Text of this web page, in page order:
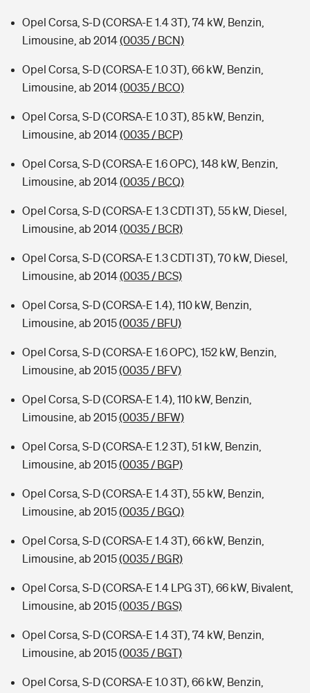
Opel Corsa, S-D (CORSA-E 1.4 3T), 74 kW, Benzin,
Limousine, ab 2014(0035 / BCN)
Opel Corsa, S-D (CORSA-E 1.0 3T), 66 kW, Benzin,
Limousine, ab 2014(0035 / BCO)
Opel Corsa, S-D (CORSA-E 1.0 3T), 85 kW, Benzin,
Limousine, ab 2014(0035 / BCP)
Opel Corsa, S-D (CORSA-E 1.6 OPC), 148 kW, Benzin,
Limousine, ab 2014(0035 / BCQ)
Opel Corsa, S-D (CORSA-E 1.3 CDTI 3T), 55 kW, Diesel,
Limousine, ab 2014(0035 / BCR)
Opel Corsa, S-D (CORSA-E 1.3 CDTI 3T), 70 kW, Diesel,
Limousine, ab 2014(0035 / BCS)
Opel Corsa, S-D (CORSA-E 1.4), 110 kW, Benzin,
Limousine, ab 2015(0035 / BFU)
Opel Corsa, S-D (CORSA-E 1.6 OPC), 152 kW, Benzin,
Limousine, ab 2015(0035 / BFV)
Opel Corsa, S-D (CORSA-E 1.4), 110 kW, Benzin,
Limousine, ab 2015(0035 / BFW)
Opel Corsa, S-D (CORSA-E 1.2 3T), 51 kW, Benzin,
Limousine, ab 2015(0035 / BGP)
Opel Corsa, S-D (CORSA-E 1.4 3T), 55 kW, Benzin,
Limousine, ab 2015(0035 / BGQ)
Opel Corsa, S-D (CORSA-E 1.4 3T), 66 kW, Benzin,
Limousine, ab 2015(0035 / BGR)
Opel Corsa, S-D (CORSA-E 1.4 LPG 3T), 66 kW, Bivalent,
Limousine, ab 2015(0035 / BGS)
Opel Corsa, S-D (CORSA-E 1.4 3T), 74 kW, Benzin,
Limousine, ab 2015(0035 / BGT)
Opel Corsa, S-D (CORSA-E 1.0 3T), 66 kW, Benzin,